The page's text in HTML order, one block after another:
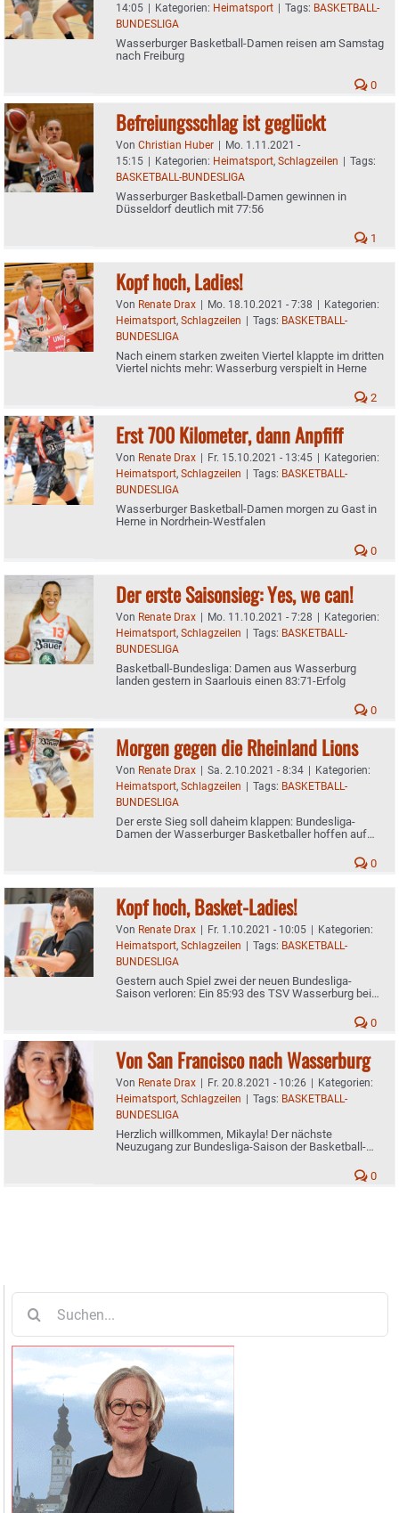
14:05 | Kategorien: Heimatsport | Tags: BASKETBALL-
BUNDESLIGA
Wasserburger Basketball-Damen reisen am Samstag
nach Freiburg
0
Befreiungsschlag ist geglückt
Von Christian Huber | Mo. 1.11.2021 -
15:15 | Kategorien: Heimatsport, Schlagzeilen | Tags:
BASKETBALL-BUNDESLIGA
Wasserburger Basketball-Damen gewinnen in
Düsseldorf deutlich mit 77:56
1
Kopf hoch, Ladies!
Von Renate Drax | Mo. 18.10.2021 - 7:38 | Kategorien:
Heimatsport, Schlagzeilen | Tags: BASKETBALL-
BUNDESLIGA
Nach einem starken zweiten Viertel klappte im dritten
Viertel nichts mehr: Wasserburg verspielt in Herne
2
Erst 700 Kilometer, dann Anpfiff
Von Renate Drax | Fr. 15.10.2021 - 13:45 | Kategorien:
Heimatsport, Schlagzeilen | Tags: BASKETBALL-
BUNDESLIGA
Wasserburger Basketball-Damen morgen zu Gast in
Herne in Nordrhein-Westfalen
0
Der erste Saisonsieg: Yes, we can!
Von Renate Drax | Mo. 11.10.2021 - 7:28 | Kategorien:
Heimatsport, Schlagzeilen | Tags: BASKETBALL-
BUNDESLIGA
Basketball-Bundesliga: Damen aus Wasserburg
landen gestern in Saarlouis einen 83:71-Erfolg
0
Morgen gegen die Rheinland Lions
Von Renate Drax | Sa. 2.10.2021 - 8:34 | Kategorien:
Heimatsport, Schlagzeilen | Tags: BASKETBALL-
BUNDESLIGA
Der erste Sieg soll daheim klappen: Bundesliga-
Damen der Wasserburger Basketballer hoffen auf
0
Kopf hoch, Basket-Ladies!
Von Renate Drax | Fr. 1.10.2021 - 10:05 | Kategorien:
Heimatsport, Schlagzeilen | Tags: BASKETBALL-
BUNDESLIGA
Gestern auch Spiel zwei der neuen Bundesliga-
Saison verloren: Ein 85:93 des TSV Wasserburg bei
0
Von San Francisco nach Wasserburg
Von Renate Drax | Fr. 20.8.2021 - 10:26 | Kategorien:
Heimatsport, Schlagzeilen | Tags: BASKETBALL-
BUNDESLIGA
Herzlich willkommen, Mikayla! Der nächste
Neuzugang zur Bundesliga-Saison der Basketball-
0
nach: